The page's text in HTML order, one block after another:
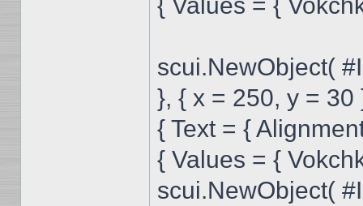
scui.NewObject(
}, { x = 250, y = 30
{ Text = {
{ Values = {
scui.NewObject(